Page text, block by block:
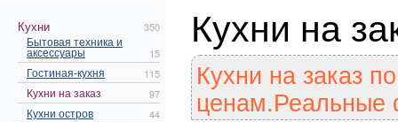
Кухни 350
Бытовая техника и
аксессуары 15
Гостиная-кухня 115
Кухни на заказ 97
Кухни остров 44
Кухни на
Кухни на заказ
ценам.Реальные